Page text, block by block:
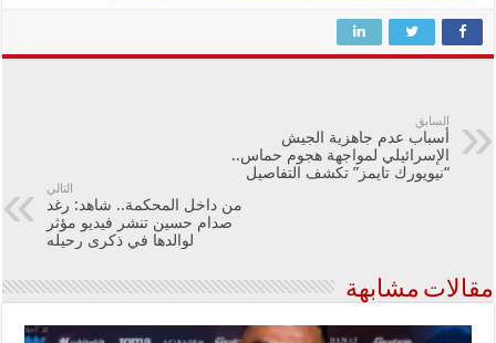
السابق
أسباب عدم جاهزية الجيش
الإسرائيلي لمواجهة هجوم حماس..
“نيويورك تايمز” تكشف التفاصيل
التالي
من داخل المحكمة.. شاهد: رغد
صدام حسين تنشر فيديو مؤثر
لوالدها في ذكرى رحيله
مقالات مشابهة